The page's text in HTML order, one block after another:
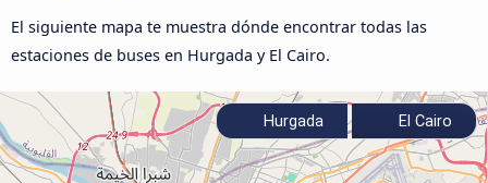
El siguiente mapa te muestra dónde encontrar todas las
estaciones de buses en Hurgada y El Cairo.
Hurgada El Cairo